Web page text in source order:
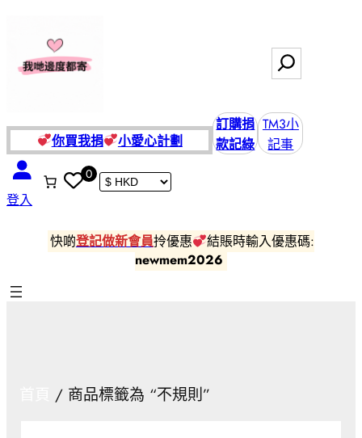
你買我捐 小愛心計劃
訂購捐
款記綠
TM3小
記事
登入
0
快啲登記做新會員拎優惠
結賬時輸入優惠碼:
newmem2026
/ 商品標籤為 “不規則”